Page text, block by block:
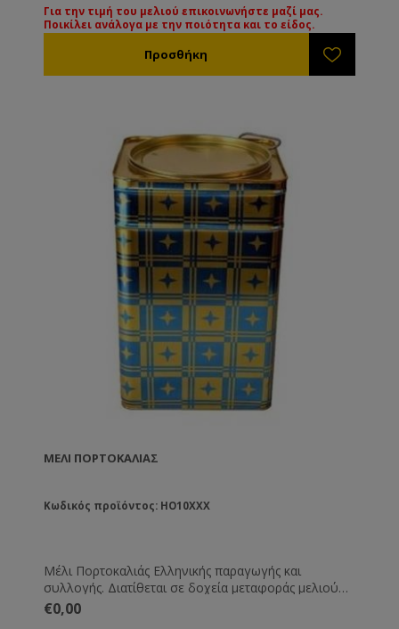
μπορεί να γίνει με την ανάλογη επιβάρυνση.
Για την τιμή των διαφόρων ειδών μελιού
ποικίλουν ανάλογα με την ποιότητα και το είδος του
μελιού.
Για την τιμή του μελιού επικοινωνήστε μαζί μας.
Ποικίλει ανάλογα με την ποιότητα και το είδος.
ΜΈΛΙ ΠΟΡΤΟΚΑΛΙΆΣ
Κωδικός προϊόντος: HO10XXX
Μέλι Πορτοκαλιάς Ελληνικής παραγωγής και
συλλογής. Διατίθεται σε δοχεία μεταφοράς μελιού
των 25-27 Kg. Όλα τα μέλια συνοδεύονται από τις
€0,00